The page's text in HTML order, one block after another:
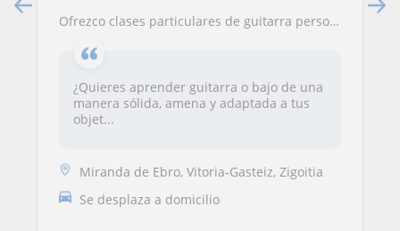
Ofrezco clases particulares de guitarra personalizadas para todos los niveles, profesor titulado con 20 años de experiencia
¿Quieres aprender guitarra o bajo de una
manera sólida, amena y adaptada a tus
objet...
Miranda de Ebro, Vitoria-Gasteiz, Zigoitia
Se desplaza a domicilio